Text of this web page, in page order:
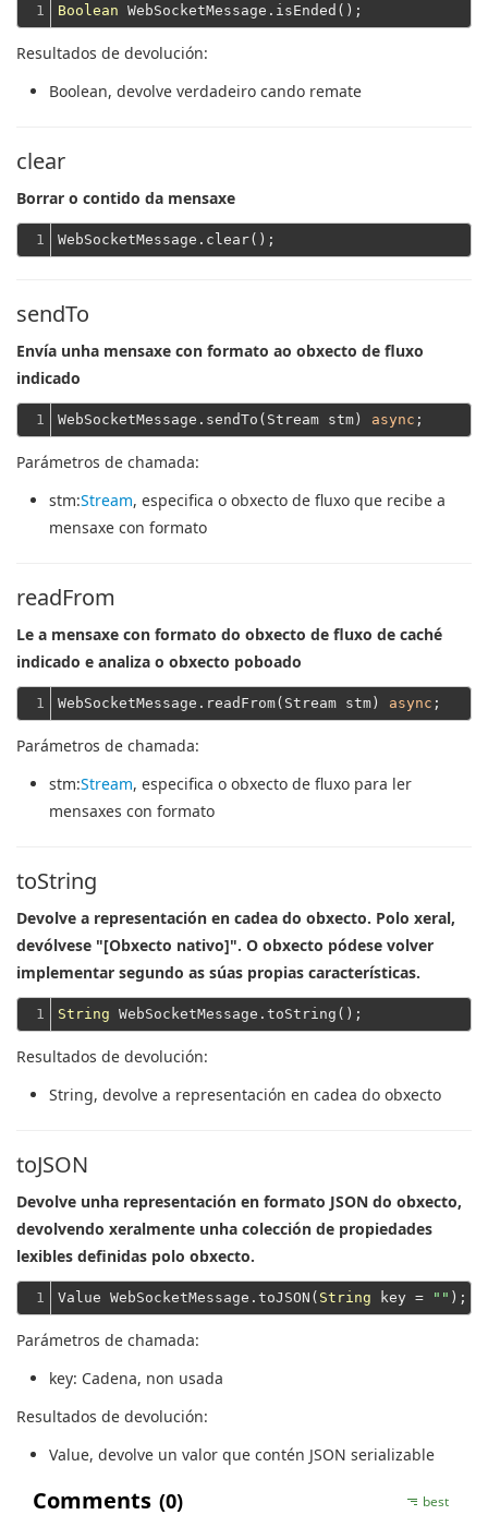
1 Boolean
Resultados de devolución:
Boolean, devolve verdadeiro cando remate
clear
Borrar o contido da mensaxe
1
sendTo
Envía unha mensaxe con formato ao obxecto de fluxo
indicado
1 WebSocketMessage.sendTo(Stream stm) async
Parámetros de chamada:
stm:Stream, especifica o obxecto de fluxo que recibe a
mensaxe con formato
readFrom
Le a mensaxe con formato do obxecto de fluxo de caché
indicado e analiza o obxecto poboado
1 WebSocketMessage.readFrom(Stream stm) async
Parámetros de chamada:
stm:Stream, especifica o obxecto de fluxo para ler
mensaxes con formato
toString
Devolve a representación en cadea do obxecto. Polo xeral,
devólvese "[Obxecto nativo]". O obxecto pódese volver
implementar segundo as súas propias características.
1 String
Resultados de devolución:
String, devolve a representación en cadea do obxecto
toJSON
Devolve unha representación en formato JSON do obxecto,
devolvendo xeralmente unha colección de propiedades
lexibles definidas polo obxecto.
1 Value WebSocketMessage.toJSON( String key = ""
Parámetros de chamada:
key: Cadena, non usada
Resultados de devolución:
Value, devolve un valor que contén JSON serializable